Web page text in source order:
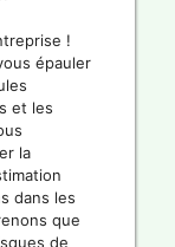
!
épauler
et les
la
dans les
que
de